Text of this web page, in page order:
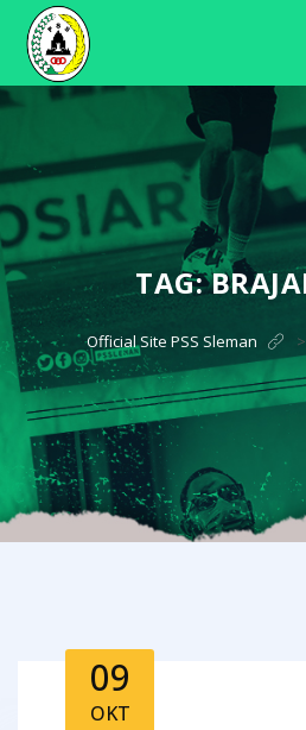
TAG:
Official Site PSS Sleman >
09
OKT